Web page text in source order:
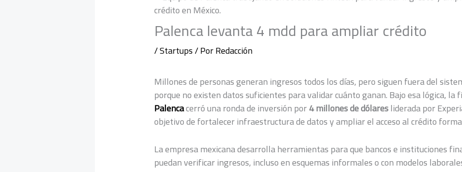
Palenca levanta 4 mdd para ampliar crédito
/Startups/ PorRedacción
Millones de personas generan ingresos todos los días, pero siguen fuera del
porque no existen datos suficientes para validar cuánto ganan. Bajo esa lógica, la
Palencacerró una ronda de inversión por4 millones de dólaresliderada por
objetivo de fortalecer infraestructura de datos y ampliar el acceso al crédito
La empresa mexicana desarrolla herramientas para que bancos e instituciones
puedan verificar ingresos, incluso en esquemas informales o con modelos